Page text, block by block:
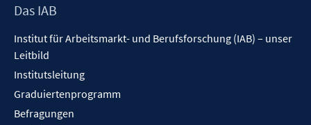
Footer
Das IAB
Institut für Arbeitsmarkt- und Berufsforschung (IAB) – unser
Leitbild
Institutsleitung
Graduiertenprogramm
Befragungen